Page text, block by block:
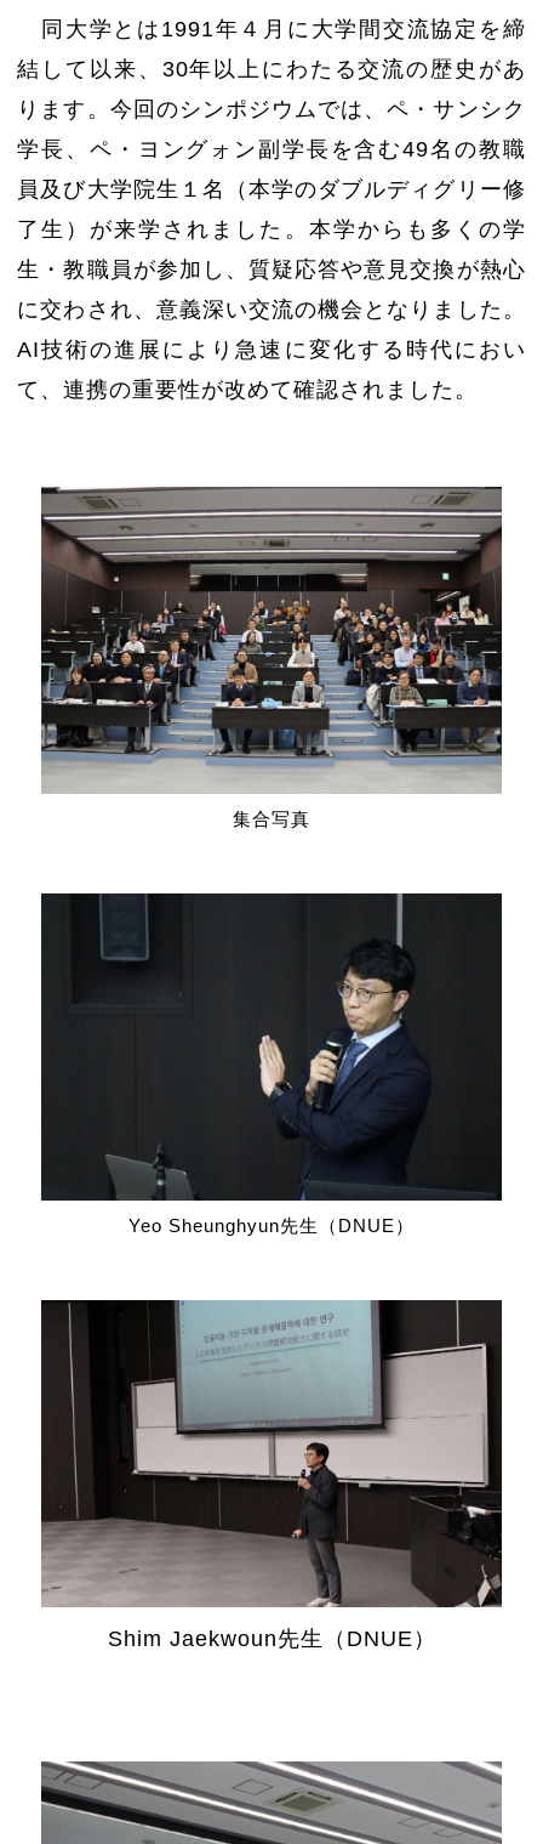
同大学とは 1991年４月に大学間交流協定を締
結して以来、 30年以上にわたる交流の歴史があ
ります。今回のシンポジウムでは、ペ・サンシク
学長、ペ・ヨングォン副学長を含む49名の教職
員及び大学院生１名（本学のダブルディグリー修
了生）が来学されました。本学からも多くの学
生・教職員が参加し、質疑応答や意見交換が熱心
に交わされ、意義深い交流の機会となりました。
AI技術の進展により急速に変化する時代におい
て、連携の重要性が改めて確認されました。
集合写真
Yeo Sheunghyun先生（DNUE）
Shim Jaekwoun先生（ DNUE ）